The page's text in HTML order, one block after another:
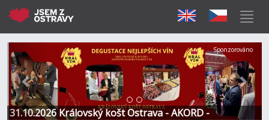
31.10.2026 Královský košt Ostrava - AKORD -
Předchozí Další
Sponzorováno